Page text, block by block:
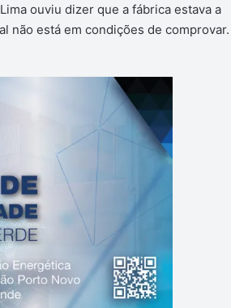
ouviu dizer que a fábrica estava a
não está em condições de comprovar.